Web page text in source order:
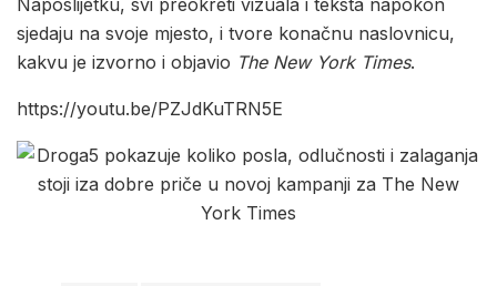
Naposlijetku, svi preokreti vizuala i teksta napokon
sjedaju na svoje mjesto, i tvore konačnu naslovnicu,
kakvu je izvorno i objavio The New York Times.
https://youtu.be/PZJdKuTRN5E